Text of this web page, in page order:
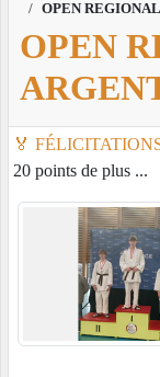
OPEN
OPEN
🏅
20 points de plus ...